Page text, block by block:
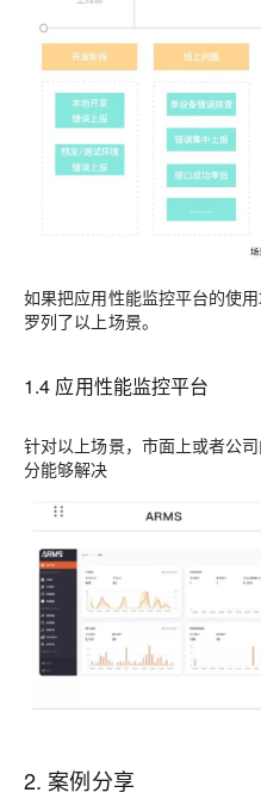
如果把应用性能监控平台的使
罗列了以上场景。
1.4 应用性能监控平台
针对以上场景，市面上或者公
分能够解决
2. 案例分享